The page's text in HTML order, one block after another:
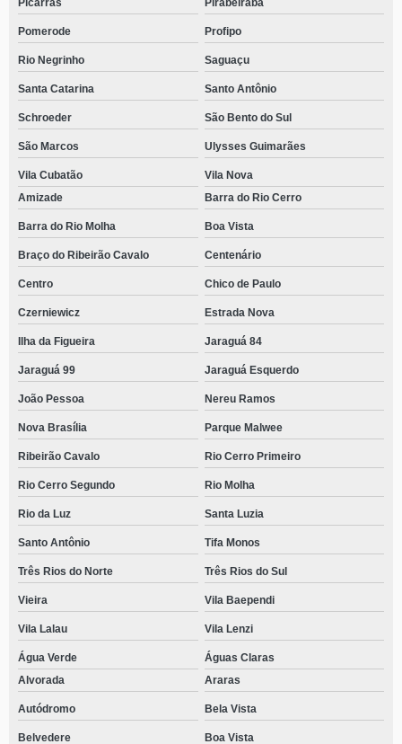
Picarras Pirabeiraba
Pomerode Profipo
Rio Negrinho Saguaçu
Santa Catarina Santo Antônio
Schroeder São Bento do Sul
São Marcos Ulysses Guimarães
Vila Cubatão
Vila Nova
Amizade
Barra do Rio Cerro
Barra do Rio Molha Boa Vista
Braço do Ribeirão Cavalo Centenário
Centro Chico de Paulo
Czerniewicz Estrada Nova
Ilha da Figueira Jaraguá 84
Jaraguá 99 Jaraguá Esquerdo
João Pessoa Nereu Ramos
Nova Brasília Parque Malwee
Ribeirão Cavalo Rio Cerro Primeiro
Rio Cerro Segundo Rio Molha
Rio da Luz Santa Luzia
Santo Antônio Tifa Monos
Três Rios do Norte Três Rios do Sul
Vieira Vila Baependi
Vila Lalau Vila Lenzi
Água Verde
Águas Claras
Alvorada
Araras
Autódromo Bela Vista
Belvedere Boa Vista